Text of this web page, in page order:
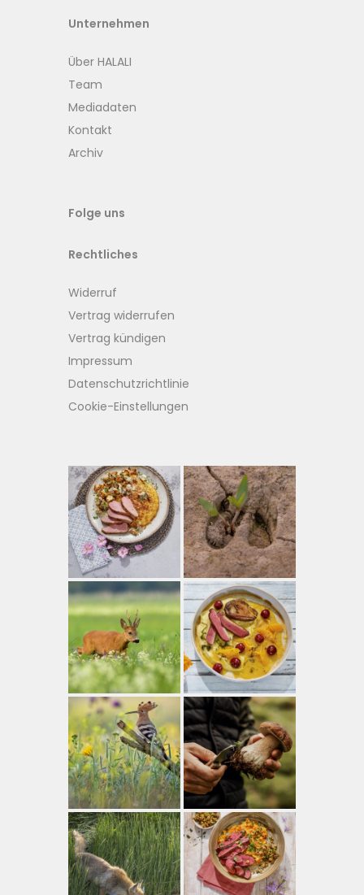
Unternehmen
Über HALALI
Team
Mediadaten
Kontakt
Archiv
Folge uns
Rechtliches
Widerruf
Vertrag widerrufen
Vertrag kündigen
Impressum
Datenschutzrichtlinie
Cookie-Einstellungen